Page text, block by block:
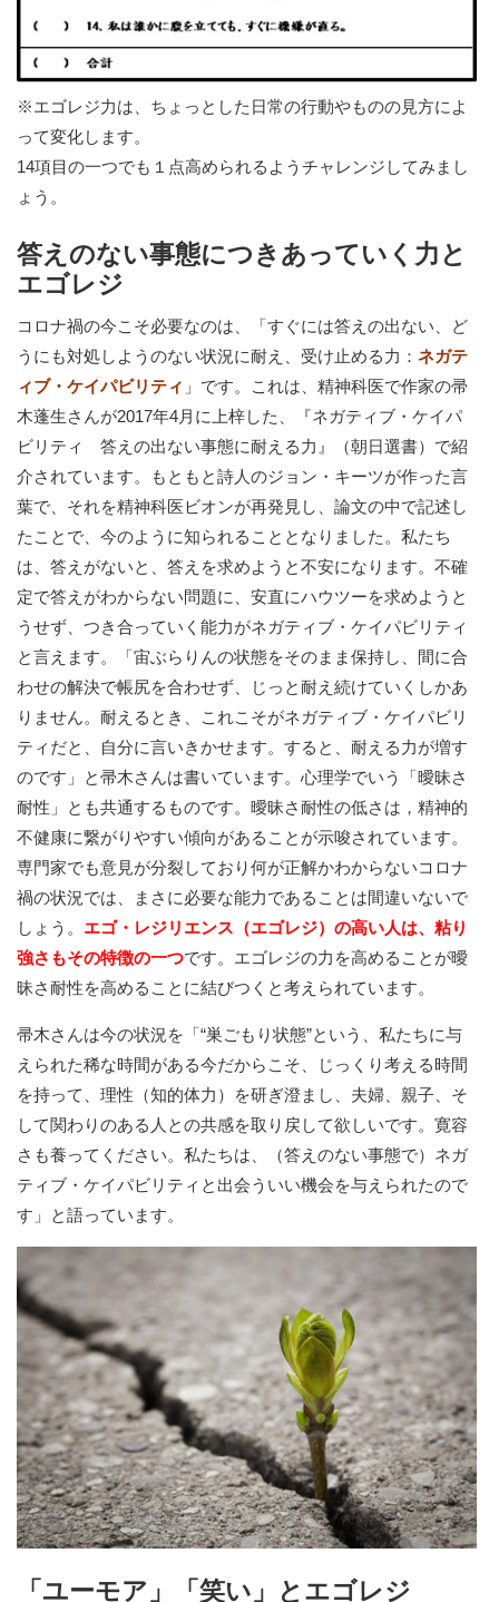
※エゴレジ力は、ちょっとした日常の行動やものの見方によ
って変化します。
14項目の一つでも１点高められるようチャレンジしてみまし
ょう。
答えのない事態につきあっていく力と
エゴレジ
コロナ禍の今こそ必要なのは、「すぐには答えの出ない、ど
うにも対処しようのない状況に耐え、受け止める力： ネガテ
ィブ・ケイパビリティ 」です。これは、精神科医で作家の帚
木蓬生さんが2017年4月に上梓した、『ネガティブ・ケイパ
ビリティ 答えの出ない事態に耐える力』（朝日選書）で紹
介されています。もともと詩人のジョン・キーツが作った言
葉で、それを精神科医ビオンが再発見し、論文の中で記述し
たことで、今のように知られることとなりました。私たち
は、答えがないと、答えを求めようと不安になります。不確
定で答えがわからない問題に、安直にハウツーを求めようと
うせず、つき合っていく能力がネガティブ・ケイパビリティ
と言えます。「宙ぶらりんの状態をそのまま保持し、間に合
わせの解決で帳尻を合わせず、じっと耐え続けていくしかあ
りません。耐えるとき、これこそがネガティブ・ケイパビリ
ティだと、自分に言いきかせます。すると、耐える力が増す
のです」と帚木さんは書いています。心理学でいう「曖昧さ
耐性」とも共通するものです。曖昧さ耐性の低さは，精神的
不健康に繋がりやすい傾向があることが示唆されています。
専門家でも意見が分裂しており何が正解かわからないコロナ
禍の状況では、まさに必要な能力であることは間違いないで
しょう。 エゴ・レジリエンス（エゴレジ）の高い人は、粘り
強さもその特徴の一つです。エゴレジの力を高めることが曖
昧さ耐性を高めることに結びつくと考えられています。
帚木さんは今の状況を「“巣ごもり状態”という、私たちに与
えられた稀な時間がある今だからこそ、じっくり考える時間
を持って、理性（知的体力）を研ぎ澄まし、夫婦、親子、そ
して関わりのある人との共感を取り戻して欲しいです。寛容
さも養ってください。私たちは、（答えのない事態で）ネガ
ティブ・ケイパビリティと出会ういい機会を与えられたので
す」と語っています。
「ユーモア」「笑い」とエゴレジ